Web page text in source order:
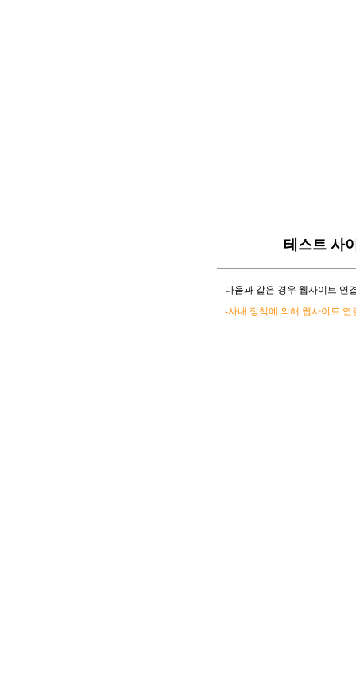
테스트 사
다음과 같은 경우 웹사이트 연
-사내 정책에 의해 웹사이트